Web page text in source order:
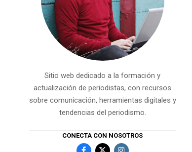
Sitio web dedicado a la formación y
actualización de periodistas, con recursos
sobre comunicación, herramientas digitales y
tendencias del periodismo.
CONECTA CON NOSOTROS